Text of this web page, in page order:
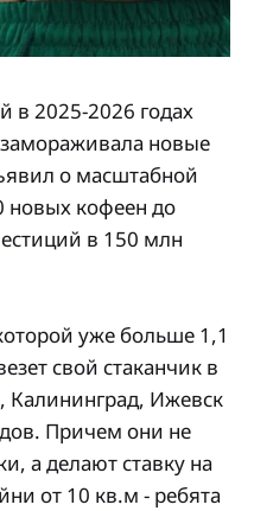
в 2025-2026 годах
новые
о масштабной
новых кофеен до
в 150 млн
уже больше 1,1
свой стаканчик в
Калининград, Ижевск
Причем они не
а делают ставку на
от 10 кв.м - ребята